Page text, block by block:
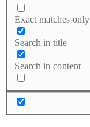
Exact matches only
Search in title
Search in content